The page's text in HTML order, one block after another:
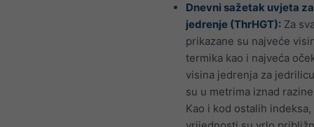
Dnevni sažetak uvjeta za
jedrenje (ThrHGT): Za
prikazane su najveće
termika kao i najveća
visina jedrenja za
su u metrima iznad
Kao i kod ostalih indeksa,